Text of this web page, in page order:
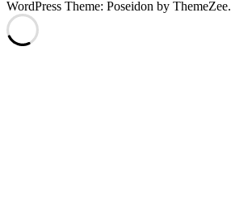
WordPress Theme: Poseidon by ThemeZee.